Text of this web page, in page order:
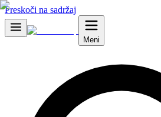
Preskoči na sadržaj
Meni